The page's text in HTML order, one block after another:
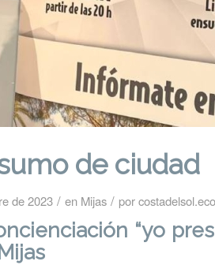
de ciudad
de 2023 / en Mijas / porcostadelsol.eco
“yo